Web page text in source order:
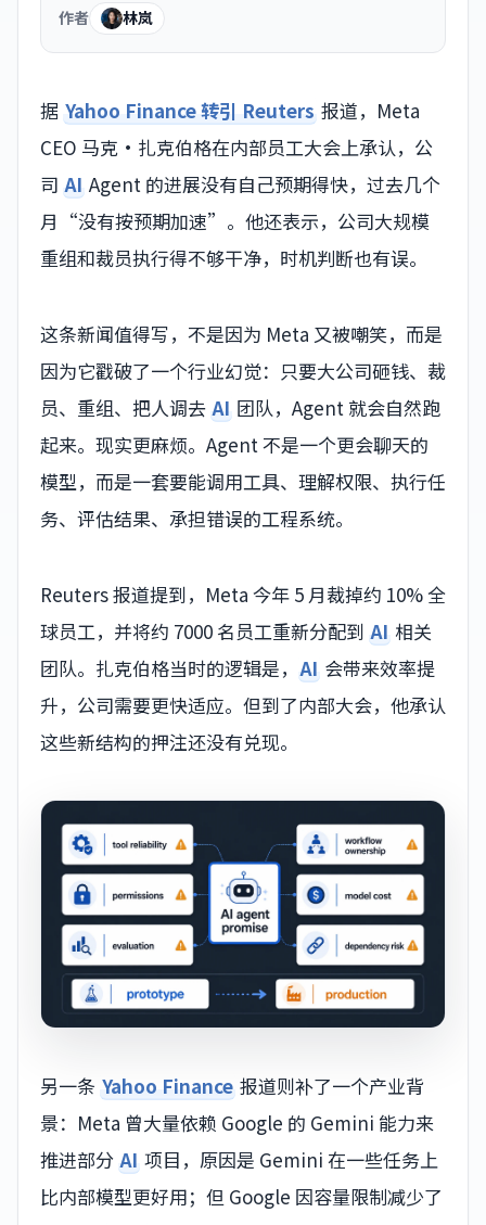
作者 林岚
据 Yahoo Finance 转引 Reuters 报道，Meta
CEO 马克·扎克伯格在内部员工大会上承认，公
司 AI Agent 的进展没有自己预期得快，过去几个
月“没有按预期加速”。他还表示，公司大规模
重组和裁员执行得不够干净，时机判断也有误。
这条新闻值得写，不是因为 Meta 又被嘲笑，而是
因为它戳破了一个行业幻觉：只要大公司砸钱、裁
员、重组、把人调去 AI 团队，Agent 就会自然跑
起来。现实更麻烦。Agent 不是一个更会聊天的
模型，而是一套要能调用工具、理解权限、执行任
务、评估结果、承担错误的工程系统。
Reuters 报道提到，Meta 今年 5 月裁掉约 10% 全
球员工，并将约 7000 名员工重新分配到 AI 相关
团队。扎克伯格当时的逻辑是， AI 会带来效率提
升，公司需要更快适应。但到了内部大会，他承认
这些新结构的押注还没有兑现。
另一条 Yahoo Finance 报道则补了一个产业背
景：Meta 曾大量依赖 Google 的 Gemini 能力来
推进部分 AI 项目，原因是 Gemini 在一些任务上
比内部模型更好用；但 Google 因容量限制减少了